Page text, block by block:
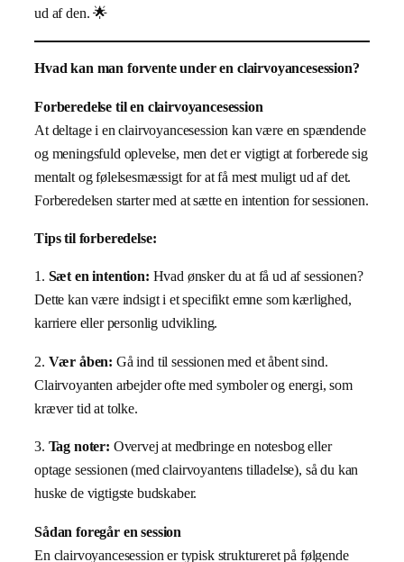
ud af den. 🌟
Hvad kan man forvente under en clairvoyancesession?
Forberedelse til en clairvoyancesession
At deltage i en clairvoyancesession kan være en spændende
og meningsfuld oplevelse, men det er vigtigt at forberede sig
mentalt og følelsesmæssigt for at få mest muligt ud af det.
Forberedelsen starter med at sætte en intention for sessionen.
Tips til forberedelse:
1. Sæt en intention: Hvad ønsker du at få ud af sessionen?
Dette kan være indsigt i et specifikt emne som kærlighed,
karriere eller personlig udvikling.
2. Vær åben: Gå ind til sessionen med et åbent sind.
Clairvoyanten arbejder ofte med symboler og energi, som
kræver tid at tolke.
3. Tag noter: Overvej at medbringe en notesbog eller
optage sessionen (med clairvoyantens tilladelse), så du kan
huske de vigtigste budskaber.
Sådan foregår en session
En clairvoyancesession er typisk struktureret på følgende